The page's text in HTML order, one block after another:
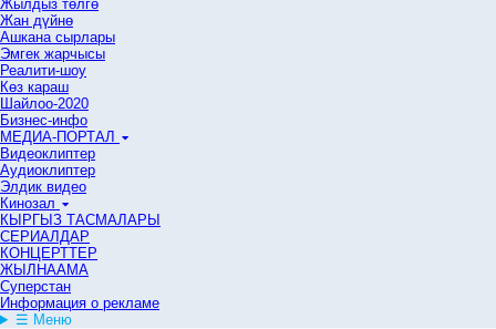
Жылдыз төлгө
Жан дүйнө
Ашкана сырлары
Эмгек жарчысы
Реалити-шоу
Көз караш
Шайлоо-2020
Бизнес-инфо
МЕДИА-ПОРТАЛ
Видеоклиптер
Аудиоклиптер
Элдик видео
Кинозал
КЫРГЫЗ ТАСМАЛАРЫ
СЕРИАЛДАР
КОНЦЕРТТЕР
ЖЫЛНААМА
Суперстан
Информация о рекламе
☰ Меню